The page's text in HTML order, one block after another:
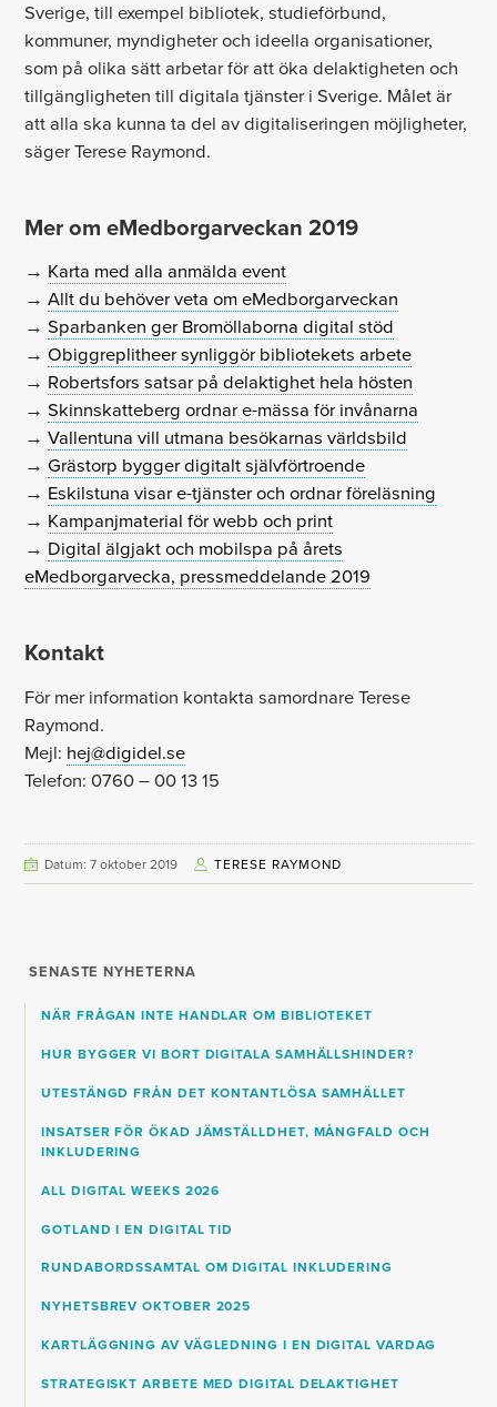
Sverige, till exempel bibliotek, studieförbund,
kommuner, myndigheter och ideella organisationer,
som på olika sätt arbetar för att öka delaktigheten och
tillgängligheten till digitala tjänster i Sverige. Målet är
att alla ska kunna ta del av digitaliseringen möjligheter,
säger Terese Raymond.
Mer om eMedborgarveckan 2019
→ Karta med alla anmälda event
→Allt du behöver veta om eMedborgarveckan
→Sparbanken ger Bromöllaborna digital stöd
→Obiggreplitheer synliggör bibliotekets arbete
→ Robertsfors satsar på delaktighet hela hösten
→Skinnskatteberg ordnar e-mässa för invånarna
→Vallentuna vill utmana besökarnas världsbild
→Grästorp bygger digitalt självförtroende
→ Eskilstuna visar e-tjänster och ordnar föreläsning
→ Kampanjmaterial för webb och print
→ Digital älgjakt och mobilspa på årets
eMedborgarvecka, pressmeddelande 2019
Kontakt
För mer information kontakta samordnare Terese
Raymond.
Mejl: hej@digidel.se
Telefon: 0760 – 00 13 15
Datum: 7 oktober 2019 TERESE RAYMOND
SENASTE NYHETERNA
NÄR FRÅGAN INTE HANDLAR OM BIBLIOTEKET
HUR BYGGER VI BORT DIGITALA SAMHÄLLSHINDER?
UTESTÄNGD FRÅN DET KONTANTLÖSA SAMHÄLLET
INSATSER FÖR ÖKAD JÄMSTÄLLDHET, MÅNGFALD OCH
INKLUDERING
ALL DIGITAL WEEKS 2026
GOTLAND I EN DIGITAL TID
RUNDABORDSSAMTAL OM DIGITAL INKLUDERING
NYHETSBREV OKTOBER 2025
KARTLÄGGNING AV VÄGLEDNING I EN DIGITAL VARDAG
STRATEGISKT ARBETE MED DIGITAL DELAKTIGHET